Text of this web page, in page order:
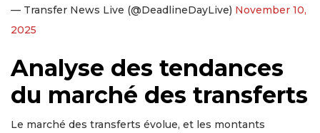
— Transfer News Live (@DeadlineDayLive) November 10,
2025
Analyse des tendances
du marché des transferts
Le marché des transferts évolue, et les montants